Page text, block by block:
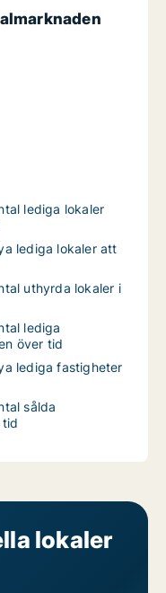
lediga lokaler
lediga lokaler att
uthyrda lokaler i
lediga
över tid
lediga fastigheter
sålda
tid
lokaler